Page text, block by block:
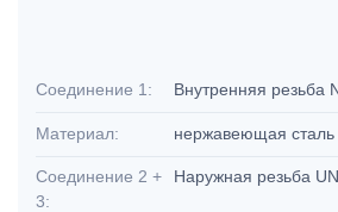
Соединение 1: Внутренняя резьба
Материал: нержавеющая сталь
Соединение 2 +
3:
Наружная резьба